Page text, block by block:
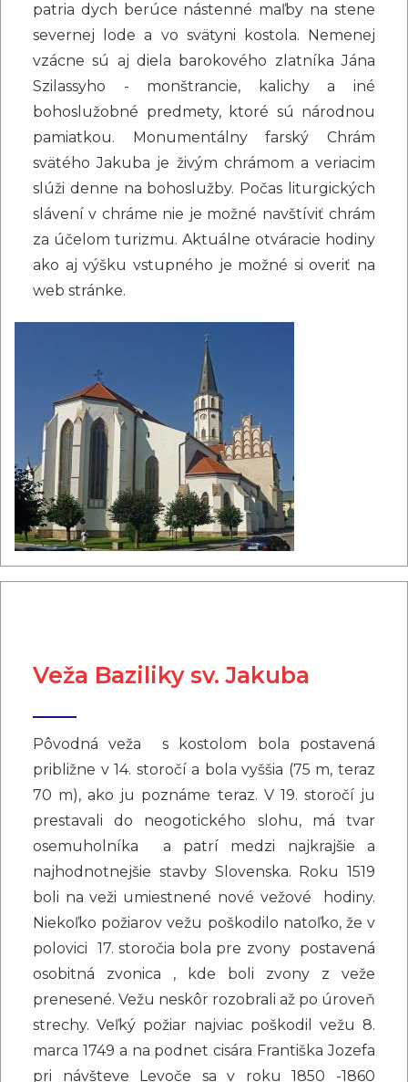
patria dych berúce nástenné maľby na stene
severnej lode a vo svätyni kostola. Nemenej
vzácne sú aj diela barokového zlatníka Jána
Szilassyho - monštrancie, kalichy a iné
bohoslužobné predmety, ktoré sú národnou
pamiatkou. Monumentálny farský Chrám
svätého Jakuba je živým chrámom a veriacim
slúži denne na bohoslužby. Počas liturgických
slávení v chráme nie je možné navštíviť chrám
za účelom turizmu. Aktuálne otváracie hodiny
ako aj výšku vstupného je možné si overiť na
web stránke.
Veža Baziliky sv. Jakuba
Pôvodná veža s kostolom bola postavená
približne v 14. storočí a bola vyššia (75 m, teraz
70 m), ako ju poznáme teraz. V 19. storočí ju
prestavali do neogotického slohu, má tvar
osemuholníka a patrí medzi najkrajšie a
najhodnotnejšie stavby Slovenska. Roku 1519
boli na veži umiestnené nové vežové hodiny.
Niekoľko požiarov vežu poškodilo natoľko, že v
polovici 17. storočia bola pre zvony postavená
osobitná zvonica , kde boli zvony z veže
prenesené. Vežu neskôr rozobrali až po úroveň
strechy. Veľký požiar najviac poškodil vežu 8.
marca 1749 a na podnet cisára Františka Jozefa
pri návšteve Levoče sa v roku 1850 -1860